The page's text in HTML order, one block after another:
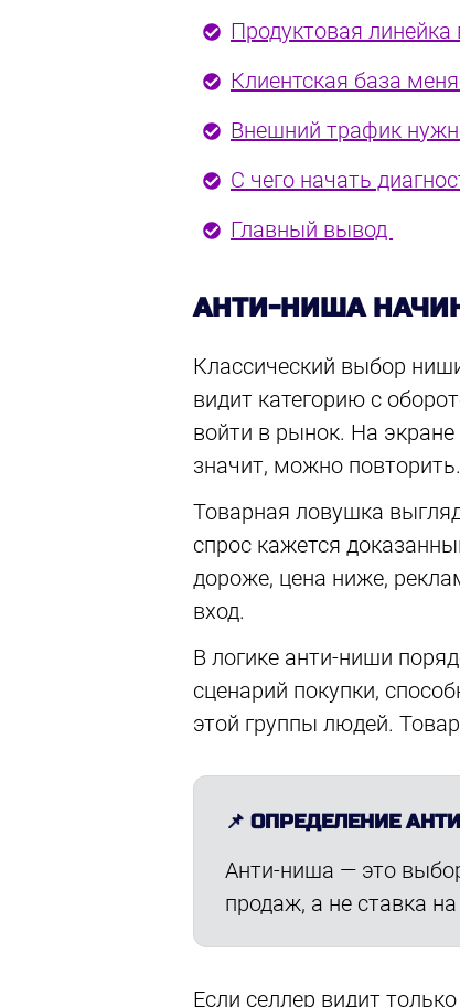
Продуктовая линейка
Клиентская база
Внешний трафик
С чего начать
Главный вывод
АНТИ-НИША
Классический выбор
видит категорию с
войти в рынок. На экране
значит, можно повторить.
Товарная ловушка
спрос кажется
дороже, цена ниже,
вход.
В логике анти-ниши
сценарий покупки,
этой группы людей.
📌 ОПРЕДЕЛЕНИЕ
Анти-ниша — это
продаж, а не ставка
Если селлер видит